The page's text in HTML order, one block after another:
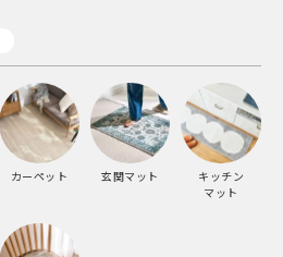
カーペット 玄関マット
キッチン
マット